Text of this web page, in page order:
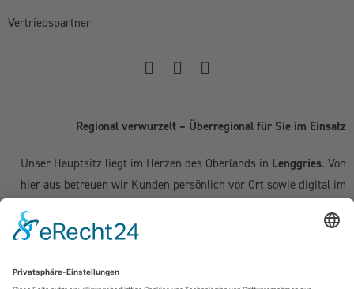
Vertriebspartner
Regional verwurzelt – Überregional für Sie im Einsatz
Unser Hauptsitz liegt im Herzen des Oberlands in Lenggries. Von
hier aus betreuen wir Kunden persönlich vor Ort sowie digital im
Deutschland: Geretsried
Weilheim| Grünwald | Garmisch-Partenkirchen | Kochel am See